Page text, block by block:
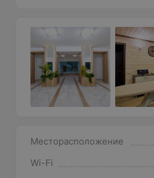
Месторасположение
Wi-Fi